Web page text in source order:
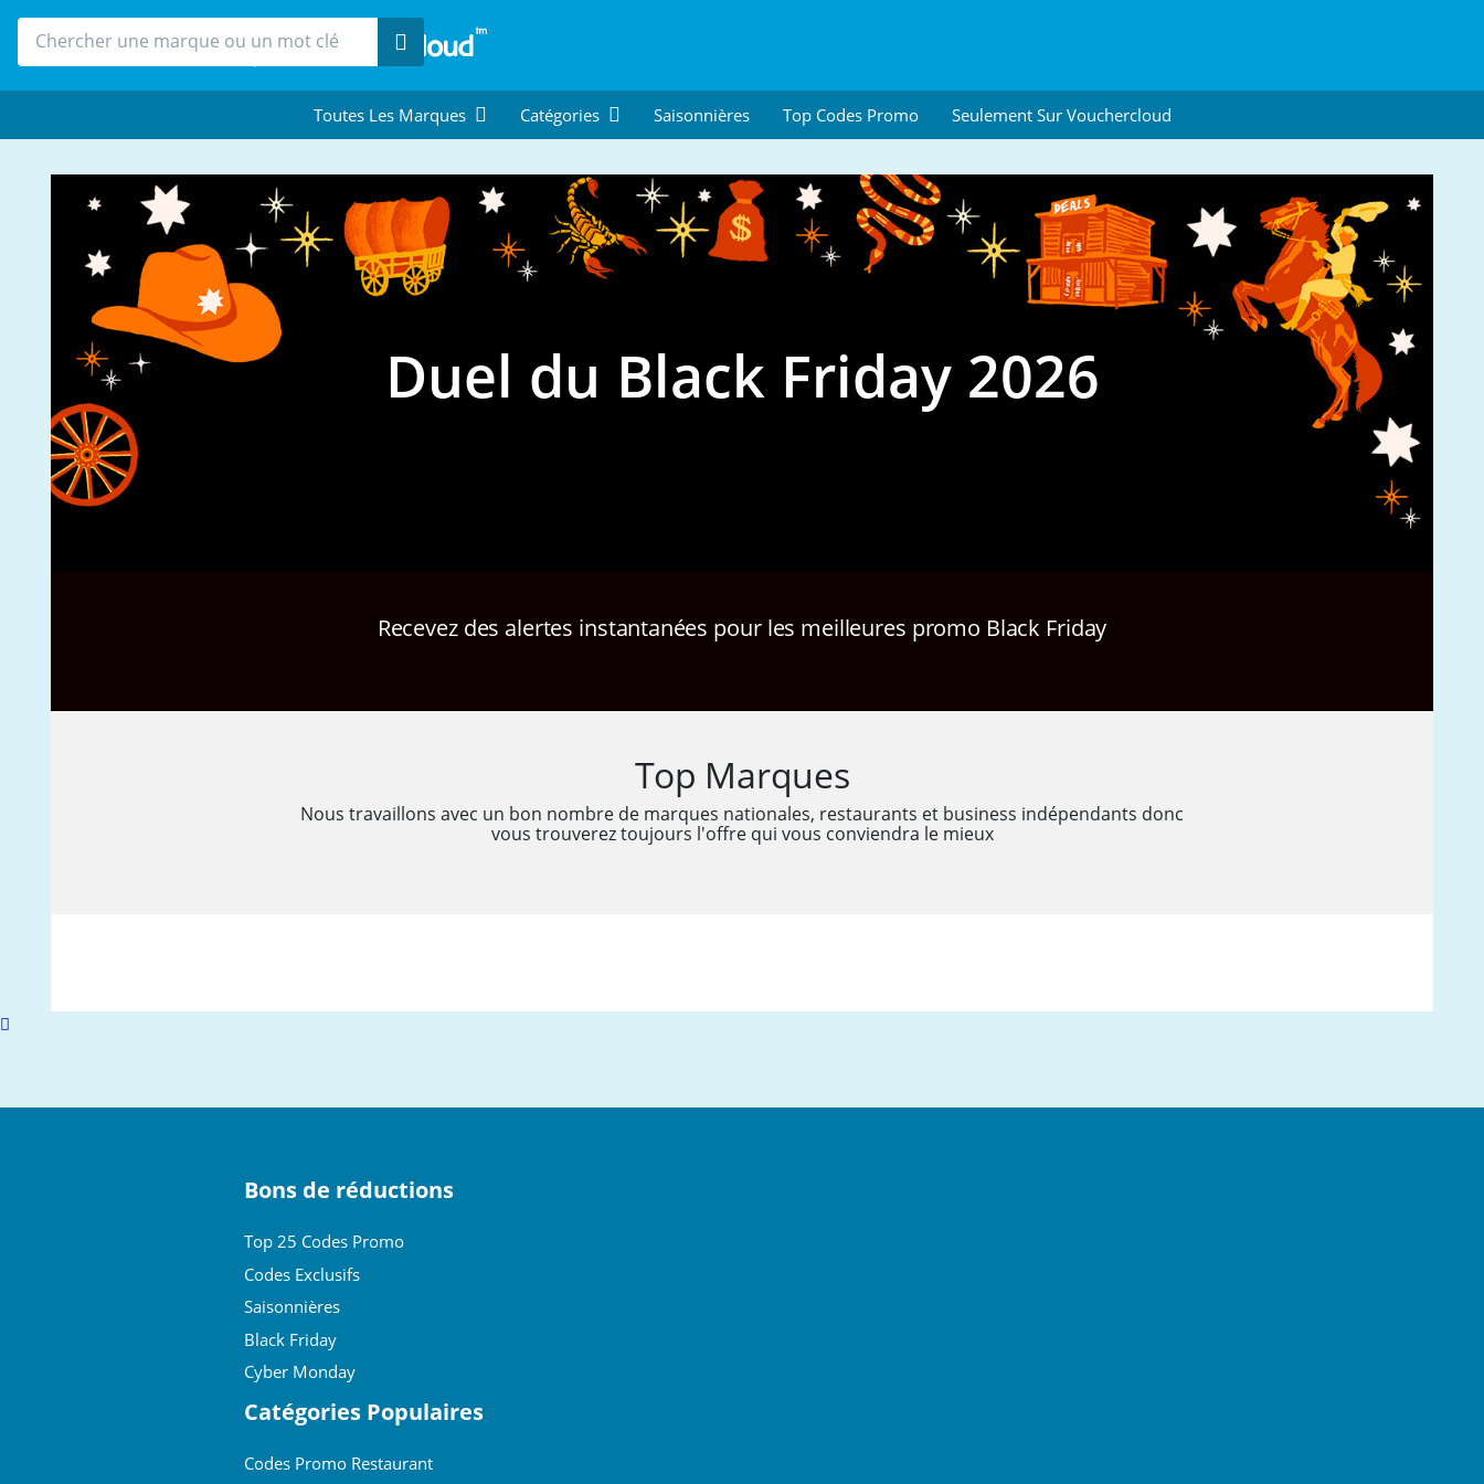
Recherche
Toutes Les Marques Catégories Saisonnières Top Codes Promo Seulement Sur Vouchercloud
Duel du Black Friday 2026
Recevez des alertes instantanées pour les meilleures promo Black Friday
Top Marques
Nous travaillons avec un bon nombre de marques nationales, restaurants et business indépendants donc
vous trouverez toujours l'offre qui vous conviendra le mieux
Scroll
Bons de réductions
Top 25 Codes Promo
Codes Exclusifs
Saisonnières
Black Friday
Cyber Monday
Catégories Populaires
Codes Promo Restaurant